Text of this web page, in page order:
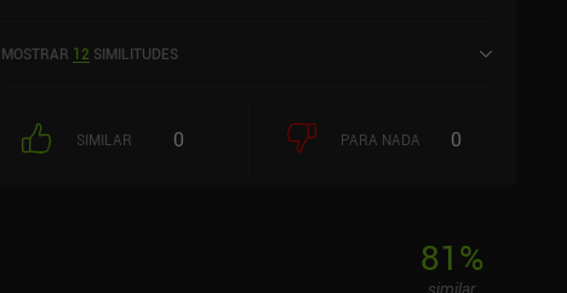
MOSTRAR 12 SIMILITUDES
SIMILAR 0 PARA NADA 0
81%